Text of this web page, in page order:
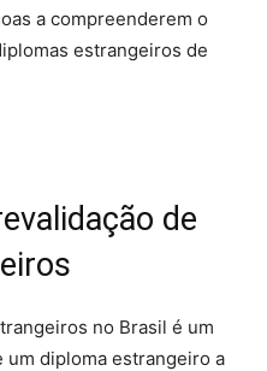
a compreenderem o
estrangeiros de
de
no Brasil é um
diploma estrangeiro a